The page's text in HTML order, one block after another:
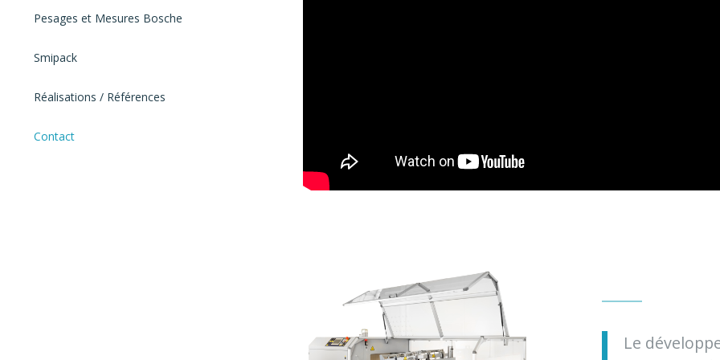
Pesages et Mesures Bosche
Smipack
Réalisations / Références
Contact
Le